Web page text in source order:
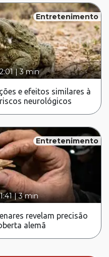
Entretenimento
|3 min
e efeitos similares à
neurológicos
Entretenimento
|3 min
revelam precisão
alemã